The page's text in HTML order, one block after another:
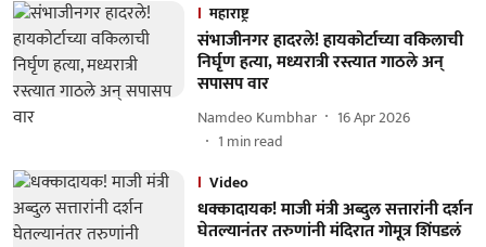
महाराष्ट्र
संभाजीनगर हादरले! हायकोर्टाच्या वकिलाची
निर्घृण हत्या, मध्यरात्री रस्त्यात गाठले अन्
सपासप वार
Namdeo Kumbhar
16 Apr 2026
1 min read
Video
धक्कादायक! माजी मंत्री अब्दुल सत्तारांनी दर्शन
घेतल्यानंतर तरुणांनी मंदिरात गोमूत्र शिंपडलं